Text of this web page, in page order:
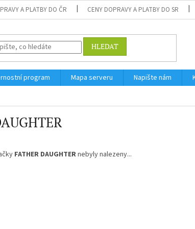
A PLATBY DO ČR CENY DOPRAVY A PLATBY DO SR
HLEDAT
program Mapa serveru Napište nám
FATHER DAUGHTERnebyly nalezeny...